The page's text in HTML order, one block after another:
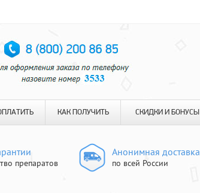
КАК ПОЛУЧИТЬ СКИДКИ И БОНУСЫ
препаратов
Анонимная доставка
по всей России